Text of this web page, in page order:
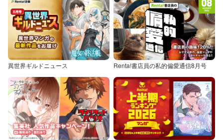
異世界ギルドニュース Renta!書店員の私的偏愛通信8月号